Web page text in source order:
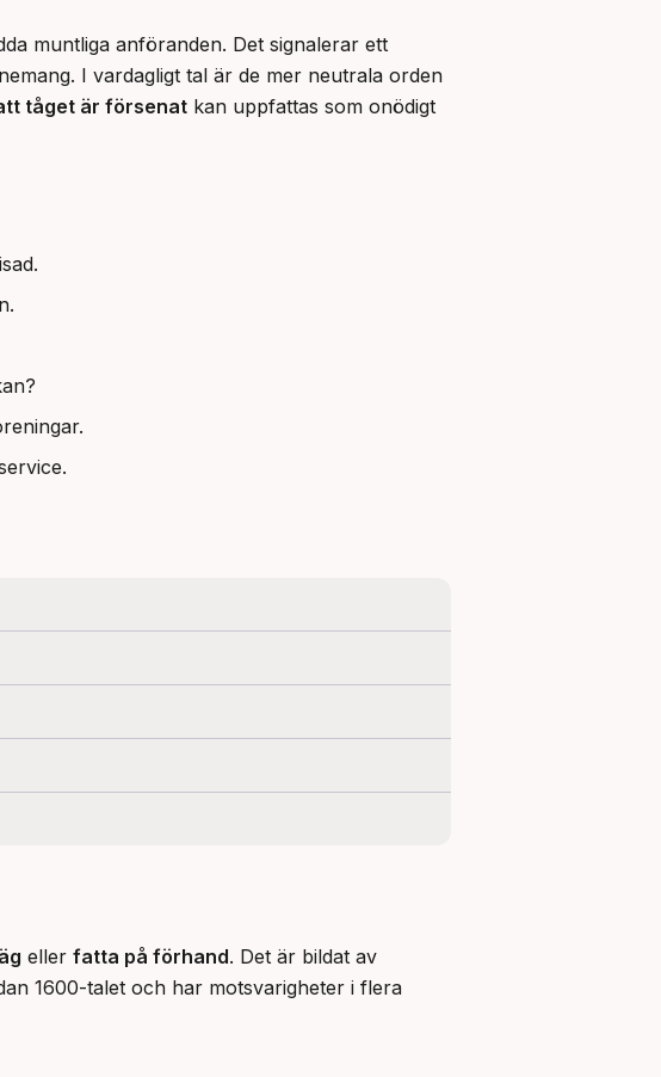
muntliga anföranden. Det signalerar ett
I vardagligt tal är de mer neutrala orden
tåget är försenat kan uppfattas som onödigt
eller fatta på förhand. Det är bildat av
1600-talet och har motsvarigheter i flera